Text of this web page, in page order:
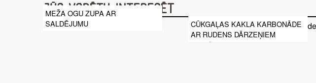
Jūs varētu interesēt
MEŽA OGU ZUPA AR
SALDĒJUMU
CŪKGAĻAS KAKLA KARBONĀDE
AR RUDENS DĀRZEŅIEM